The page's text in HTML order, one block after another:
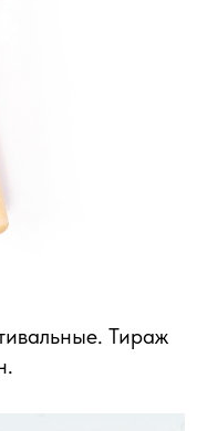
Тираж